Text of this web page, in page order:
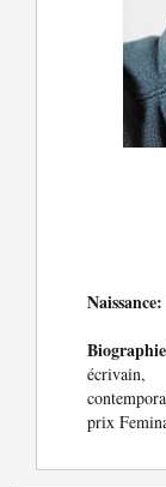
Naissance:
prix